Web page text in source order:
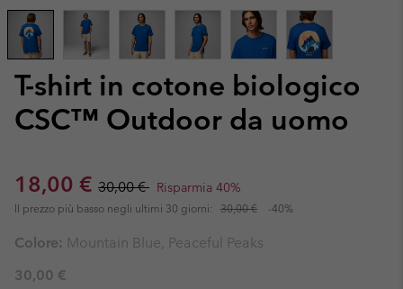
T-shirt in cotone biologico
CSC™ Outdoor da uomo
Sale price:
18,00 € Regular price:
30,00 € Risparmia 40%
Il prezzo più basso negli ultimi 30 giorni: 30,00 € -40%
Colore: Mountain Blue, Peaceful Peaks
30,00 €